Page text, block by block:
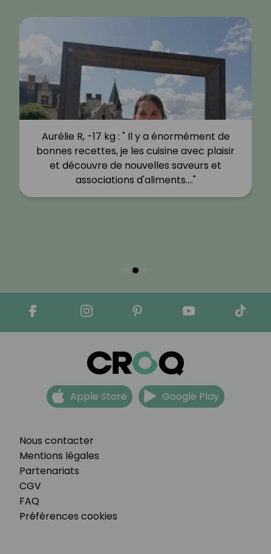
Aurélie R, -17 kg : " Il y a énormément de
bonnes recettes, je les cuisine avec plaisir
et découvre de nouvelles saveurs et
associations d'aliments.…"
Nous contacter
Mentions légales
Partenariats
CGV
FAQ
Préférences cookies
Apple Store Google Play